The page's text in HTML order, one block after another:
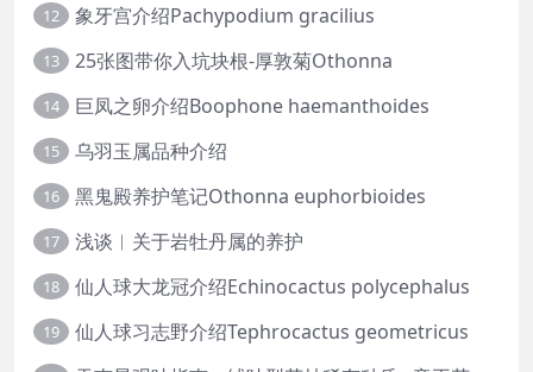
12 象牙宫介绍Pachypodium gracilius
13 25张图带你入坑块根-厚敦菊Othonna
14 巨凤之卵介绍Boophone haemanthoides
15 乌羽玉属品种介绍
16 黑鬼殿养护笔记Othonna euphorbioides
17 浅谈︱关于岩牡丹属的养护
18 仙人球大龙冠介绍Echinocactus polycephalus
19 仙人球习志野介绍Tephrocactus geometricus